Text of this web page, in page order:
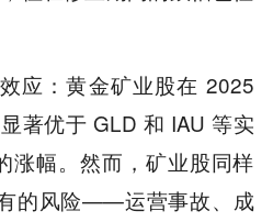
应：黄金矿业股在 2025
著优于 GLD 和 IAU 等实
涨幅。然而，矿业股同样
的风险——运营事故、成